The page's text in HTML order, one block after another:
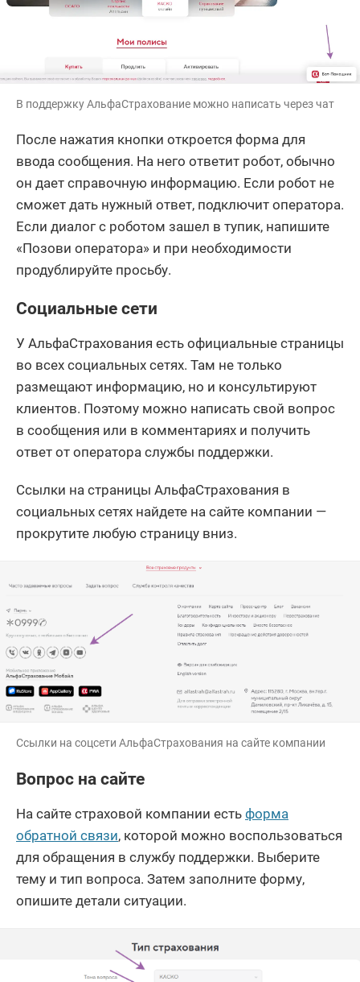
В поддержку АльфаСтрахование можно написать через чат
После нажатия кнопки откроется форма для
ввода сообщения. На него ответит робот, обычно
он дает справочную информацию. Если робот не
сможет дать нужный ответ, подключит оператора.
Если диалог с роботом зашел в тупик, напишите
«Позови оператора» и при необходимости
продублируйте просьбу.
Социальные сети
У АльфаСтрахования есть официальные страницы
во всех социальных сетях. Там не только
размещают информацию, но и консультируют
клиентов. Поэтому можно написать свой вопрос
в сообщения или в комментариях и получить
ответ от оператора службы поддержки.
Ссылки на страницы АльфаСтрахования в
социальных сетях найдете на сайте компании —
прокрутите любую страницу вниз.
Ссылки на соцсети АльфаСтрахования на сайте компании
Вопрос на сайте
На сайте страховой компании есть форма
обратной связи, которой можно воспользоваться
для обращения в службу поддержки. Выберите
тему и тип вопроса. Затем заполните форму,
опишите детали ситуации.